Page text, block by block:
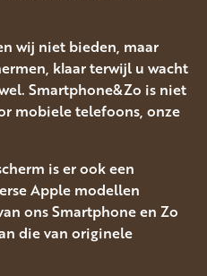
wij niet bieden, maar
klaar terwijl u wacht
Smartphone&Zo is niet
mobiele telefoons, onze
is er ook een
Apple modellen
ons Smartphone en Zo
die van originele